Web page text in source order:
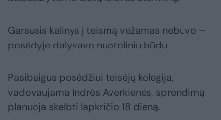
Garsusis kalinys į teismą vežamas nebuvo –
posėdyje dalyvavo nuotoliniu būdu.
Pasibaigus posėdžiui teisėjų kolegija,
vadovaujama Indrės Averkienės, sprendimą
planuoja skelbti lapkričio 18 dieną.